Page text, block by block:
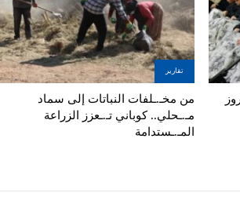
تقارير
من مخـ.ـلفات النباتات إلى سماد
مـ.ـحلي.. كوباني تـ.ـعزز الزراعة
المـ.ـستدامة